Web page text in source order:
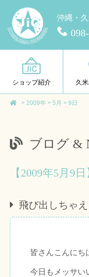
沖縄・
ショップ紹介 久
> 2009年 > 5月 > 9日
ブログ &
【2009年5月9
飛び出しちゃえ
皆さんこんに
今日もメッサい